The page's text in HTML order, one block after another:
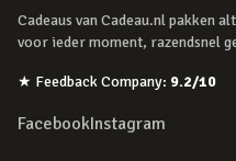
Cadeaus van Cadeau.nl pakken
voor ieder moment, razendsnel
★ Feedback Company: 9.2/10
FacebookInstagram